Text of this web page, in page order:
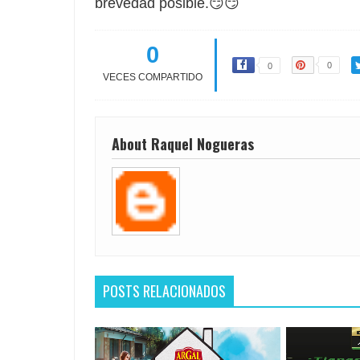
0
VECES COMPARTIDO
0 0
About Raquel Nogueras
POSTS RELACIONADOS